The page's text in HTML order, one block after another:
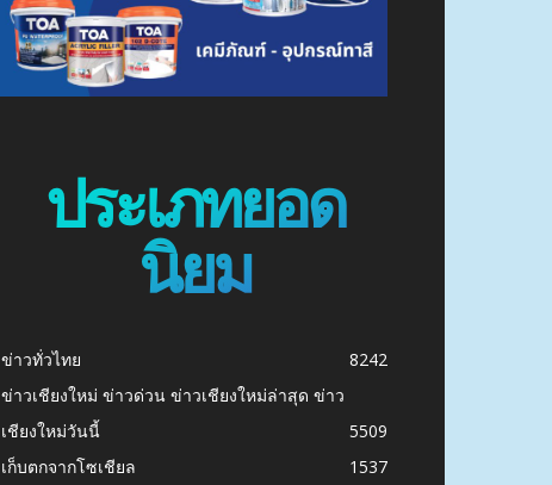
ประเภทยอด
นิยม
ข่าวทั่วไทย
8242
ข่าวเชียงใหม่ ข่าวด่วน ข่าวเชียงใหม่ล่าสุด ข่าว
เชียงใหม่วันนี้
5509
เก็บตกจากโซเชียล
1537